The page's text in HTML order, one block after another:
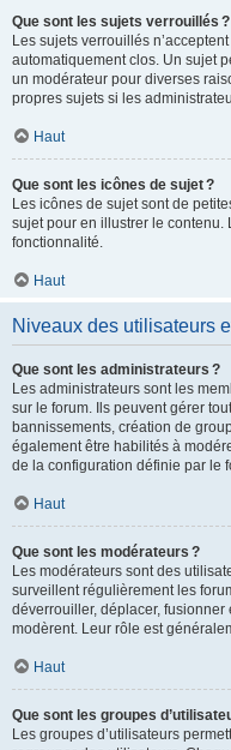
Que sont les sujets verrouillés ?
Les sujets verrouillés
automatiquement clos. Un sujet
un modérateur pour diverses
propres sujets si les
Haut
Que sont les icônes de sujet ?
Les icônes de sujet sont de
sujet pour en illustrer le contenu.
fonctionnalité.
Haut
Niveaux des utilisateurs
Que sont les administrateurs ?
Les administrateurs sont les
sur le forum. Ils peuvent gérer
bannissements, création de
également être habilités à
de la configuration définie par le
Haut
Que sont les modérateurs ?
Les modérateurs sont des
surveillent régulièrement les
déverrouiller, déplacer, fusionner
modèrent. Leur rôle est
Haut
Que sont les groupes
Les groupes d’utilisateurs